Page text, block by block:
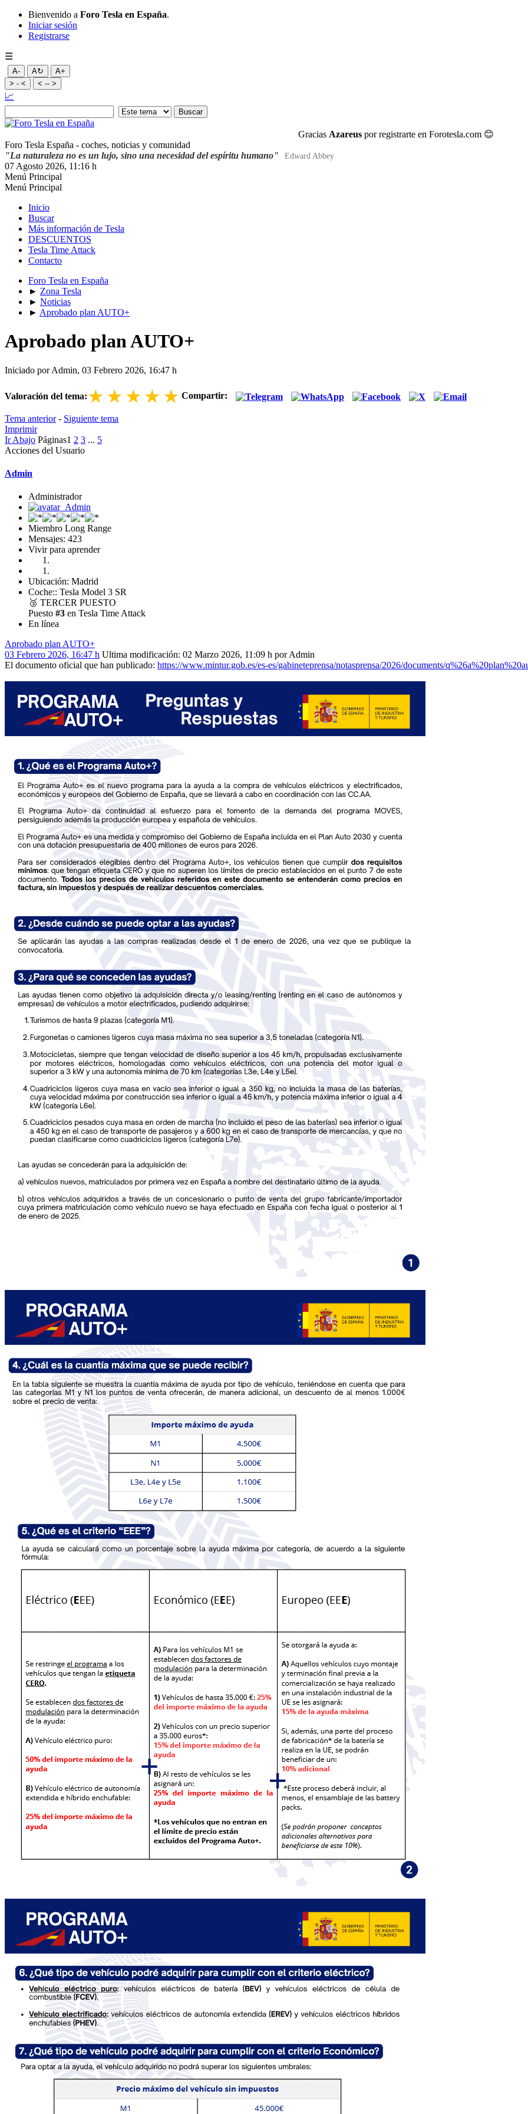
Bienvenido a Foro Tesla en España.
Iniciar sesión
Registrarse
☰
A- A↻
A+
> - <
< -- >
📈
Gracias Azareus por registrarte en Forotesla.com 😊
Foro Tesla España - coches, noticias y comunidad
"La naturaleza no es un lujo, sino una necesidad del espíritu humano"
Edward Abbey
07 Agosto 2026, 11:16 h
Menú Principal
Menú Principal
Inicio
Buscar
Más información de Tesla
DESCUENTOS
Tesla Time Attack
Contacto
Foro Tesla en España
► Zona Tesla
► Noticias
► Aprobado plan AUTO+
Aprobado plan AUTO+
Iniciado por Admin, 03 Febrero 2026, 16:47 h
Valoración del tema:★★★★★ Compartir:
Tema anterior- Siguiente tema
Imprimir
Ir Abajo Páginas1 2 3 ... 5
Acciones del Usuario
Admin
Administrador
Miembro Long Range
Mensajes: 423
Vivir para aprender
Ubicación: Madrid
Coche:: Tesla Model 3 SR
🥉 TERCER PUESTO
Puesto #3 en Tesla Time Attack
En línea
Aprobado plan AUTO+
03 Febrero 2026, 16:47 h Ultima modificación: 02 Marzo 2026, 11:09 h por Admin
El documento oficial que han publicado: https://www.mintur.gob.es/es-es/gabineteprensa/notasprensa/2026/documents/